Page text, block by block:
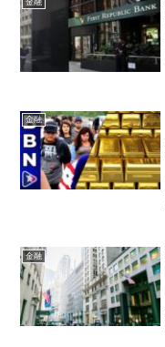
金融
金融